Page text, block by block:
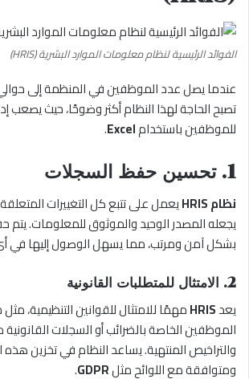
الفوائد الرئيسية لنظام معلومات الموارد البشرية (HRIS)
تصبح الحاجة لهذا النظام أكثر وضوحًا، حيث يصعب
للموظفين باستخدامExcel
.
1. تحسين حفظ السجلات
نظام HRIS
يعمل على تتبع كل التغييرات
يجعله المصدر الوحيد والموثوق للمعلومات. يتم
بشكل آمن ومرتب، مما يسهل الوصول إليها في
2. الامتثال للمتطلبات القانونية
يعدHRISمهمًا للامتثال للقوانين التنظيمية،
الموظفين الخاصة بالضرائب أو السجلات
والتراخيص المنتهية. يساعد النظام في تخزين هذه
ومتوافقة مع اللوائح مثلGDPR
.